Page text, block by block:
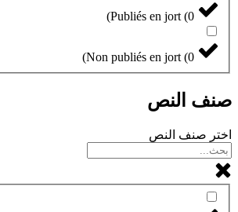
Publiés en jort (0
)
Non publiés en jort (0
)
صنف النص
اختر صنف النص